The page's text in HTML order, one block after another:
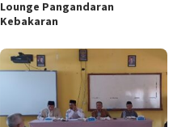
Lounge Pangandaran
Kebakaran